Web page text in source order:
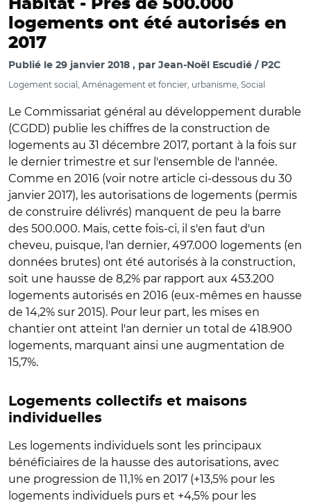
Habitat - Près de 500.000
logements ont été autorisés en
2017
Publié le 29 janvier 2018 par Jean-Noël Escudié / P2C
Logement social, Aménagement et foncier, urbanisme, Social
Le Commissariat général au développement durable
(CGDD) publie les chiffres de la construction de
logements au 31 décembre 2017, portant à la fois sur
le dernier trimestre et sur l'ensemble de l'année.
Comme en 2016 (voir notre article ci-dessous du 30
janvier 2017), les autorisations de logements (permis
de construire délivrés) manquent de peu la barre
des 500.000. Mais, cette fois-ci, il s'en faut d'un
cheveu, puisque, l'an dernier, 497.000 logements (en
données brutes) ont été autorisés à la construction,
soit une hausse de 8,2% par rapport aux 453.200
logements autorisés en 2016 (eux-mêmes en hausse
de 14,2% sur 2015). Pour leur part, les mises en
chantier ont atteint l'an dernier un total de 418.900
logements, marquant ainsi une augmentation de
15,7%.
Logements collectifs et maisons
individuelles
Les logements individuels sont les principaux
bénéficiaires de la hausse des autorisations, avec
une progression de 11,1% en 2017 (+13,5% pour les
logements individuels purs et +4,5% pour les